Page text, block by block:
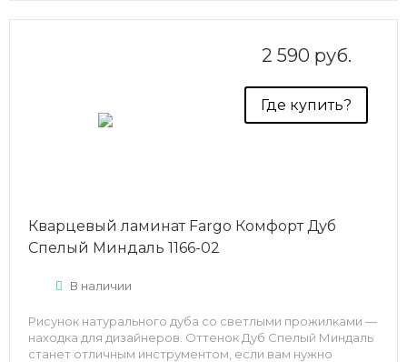
2 590 руб.
Где купить?
Кварцевый ламинат Fargo Комфорт Дуб
Спелый Миндаль 1166-02
В наличии
Рисунок натурального дуба со светлыми прожилками —
находка для дизайнеров. Оттенок Дуб Спелый Миндаль
станет отличным инструментом, если вам нужно